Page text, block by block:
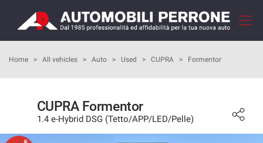
HOME
HOW TO BUY
Home > All vehicles > Auto > Used > CUPRA > Formentor
CUPRA Formentor
1.4 e-Hybrid DSG (Tetto/APP/LED/Pelle)
Your
consent
preferences
following
allows
express